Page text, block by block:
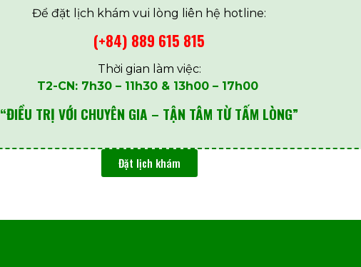
Để đặt lịch khám vui lòng liên hệ hotline:
(+84) 889 615 815
Thời gian làm việc:
T2-CN: 7h30 – 11h30 & 13h00 – 17h00
“ĐIỀU TRỊ VỚI CHUYÊN GIA – TẬN TÂM TỪ TẤM LÒNG”
Đặt lịch khám